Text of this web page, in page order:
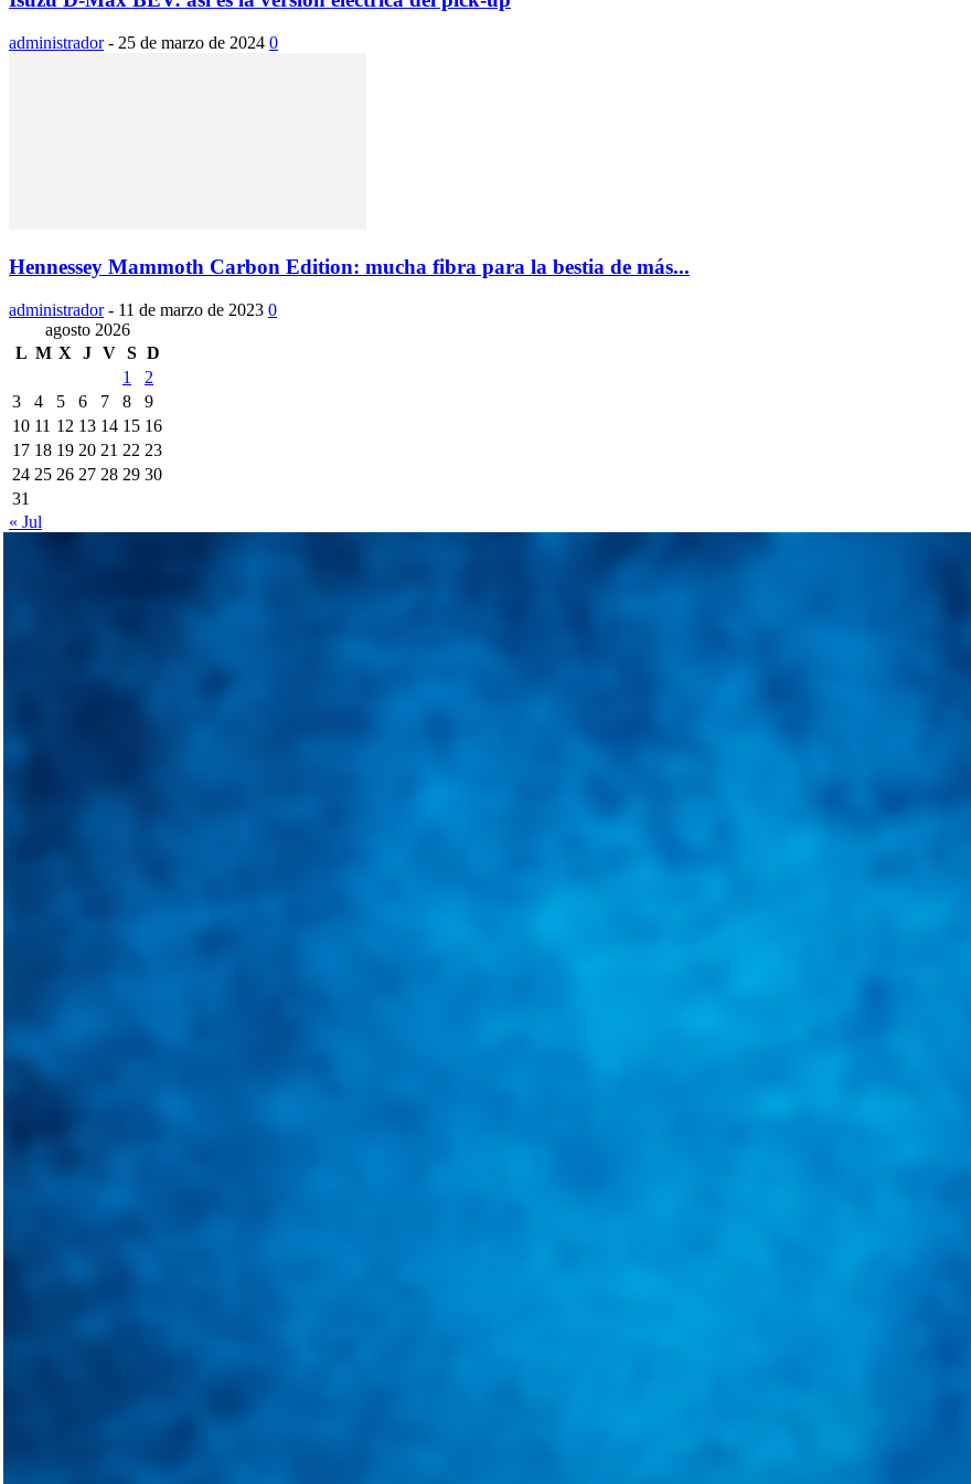
administrador - 25 de marzo de 2024 0
Hennessey Mammoth Carbon Edition: mucha fibra para la bestia de más...
administrador - 11 de marzo de 2023 0
agosto 2026
L M X J V S D
1
2
3
4 5 6 7 8
9
10 11 12 13 14 15 16
17 18 19 20 21 22 23
24 25 26 27 28 29 30
31
« Jul